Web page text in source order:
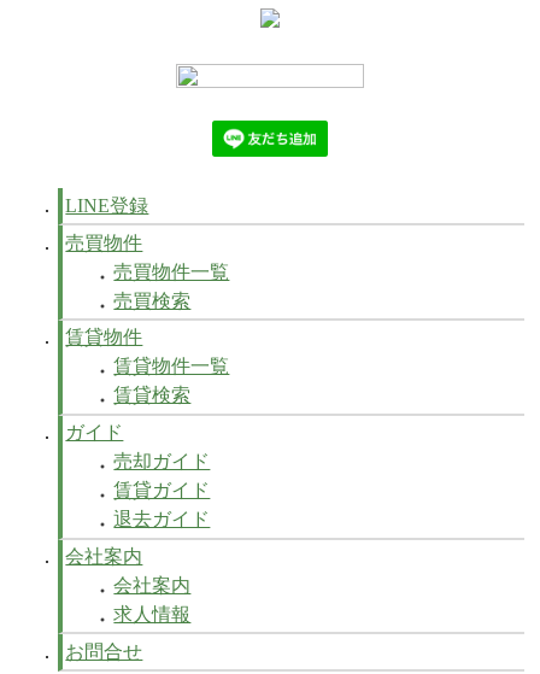
LINE登録
売買物件
売買物件一覧
売買検索
賃貸物件
賃貸物件一覧
賃貸検索
ガイド
売却ガイド
賃貸ガイド
退去ガイド
会社案内
会社案内
求人情報
お問合せ